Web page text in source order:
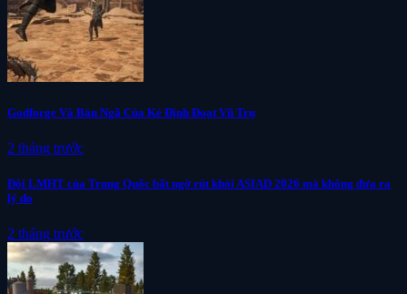
Godforge Và Bản Ngã Của Kẻ Định Đoạt Vũ Trụ
2 tháng trước
Đội LMHT của Trung Quốc bất ngờ rút khỏi ASIAD 2026 mà không đưa ra
lý do
2 tháng trước